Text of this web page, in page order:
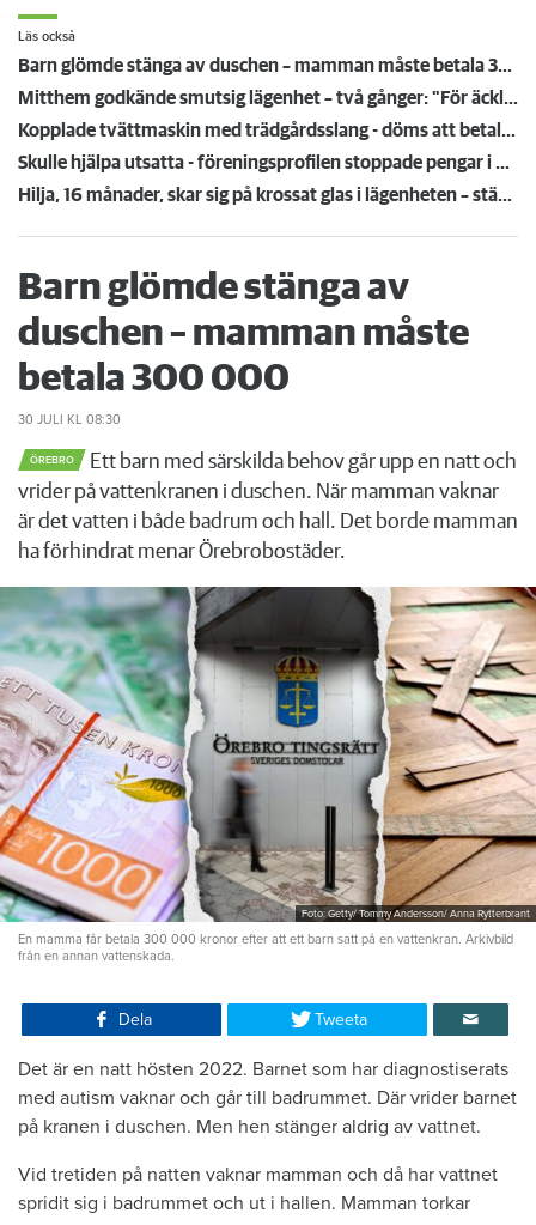
Läs också
Barn glömde stänga av duschen – mamman måste betala 300 000
Mitthem godkände smutsig lägenhet – två gånger: "För äckligt för att flytta in"
Kopplade tvättmaskin med trädgårdsslang - döms att betala en miljon efter vattenskada
Skulle hjälpa utsatta - föreningsprofilen stoppade pengar i egen ficka
Hilja, 16 månader, skar sig på krossat glas i lägenheten – städmiss från tidigare hyresgäst
Barn glömde stänga av
duschen – mamman måste
betala 300 000
30 JULI KL 08:30
ÖREBRO
Ett barn med särskilda behov går upp en natt och
vrider på vattenkranen i duschen. När mamman vaknar
är det vatten i både badrum och hall. Det borde mamman
ha förhindrat menar Örebrobostäder.
Foto: Getty/ Tommy Andersson/ Anna Rytterbrant
En mamma får betala 300 000 kronor efter att ett barn satt på en vattenkran. Arkivbild
från en annan vattenskada.
Dela Tweeta
Det är en natt hösten 2022. Barnet som har diagnostiserats
med autism vaknar och går till badrummet. Där vrider barnet
på kranen i duschen. Men hen stänger aldrig av vattnet.
Vid tretiden på natten vaknar mamman och då har vattnet
spridit sig i badrummet och ut i hallen. Mamman torkar